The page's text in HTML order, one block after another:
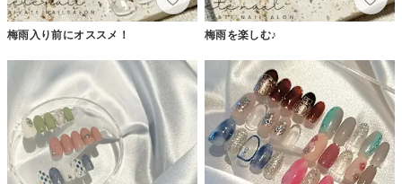
梅雨入り前にオススメ！ 梅雨を楽しむ♪